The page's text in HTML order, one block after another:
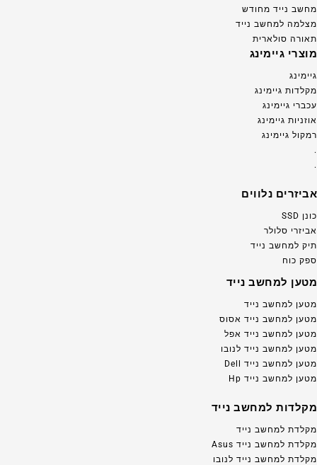
מחשב נייד מחודש
מצלמה למחשב נייד
תאורה סולארית
מוצרי גיימינג
גיימינג
מקלדות גיימינג
עכברי גיימינג
אוזניות גיימינג
רמקול גיימינג
.
.
אביזרים נלווים
כונן SSD
אביזרי סלולר
תיק למחשב נייד
ספק כוח
מטען למחשב נייד
מטען למחשב נייד
מטען למחשב נייד אסוס
מטען למחשב נייד אפל
מטען למחשב נייד לנובו
מטען למחשב נייד Dell
מטען למחשב נייד Hp
מקלדות למחשב נייד
מקלדת למחשב נייד
מקלדת למחשב נייד Asus
מקלדת למחשב נייד לנובו